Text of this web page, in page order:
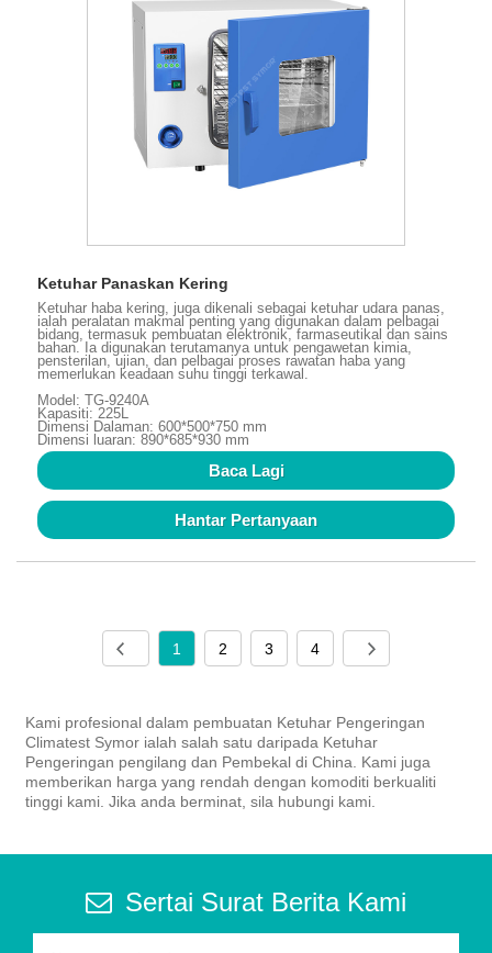
Ketuhar Panaskan Kering
Ketuhar haba kering, juga dikenali sebagai ketuhar udara panas,
ialah peralatan makmal penting yang digunakan dalam pelbagai
bidang, termasuk pembuatan elektronik, farmaseutikal dan sains
bahan. Ia digunakan terutamanya untuk pengawetan kimia,
pensterilan, ujian, dan pelbagai proses rawatan haba yang
memerlukan keadaan suhu tinggi terkawal.
Model: TG-9240A
Kapasiti: 225L
Dimensi Dalaman: 600*500*750 mm
Dimensi luaran: 890*685*930 mm
Baca Lagi
Hantar Pertanyaan
1 2 3 4
Kami profesional dalam pembuatan Ketuhar Pengeringan
Climatest Symor ialah salah satu daripada Ketuhar
Pengeringan pengilang dan Pembekal di China. Kami juga
memberikan harga yang rendah dengan komoditi berkualiti
tinggi kami. Jika anda berminat, sila hubungi kami.
Sertai Surat Berita Kami